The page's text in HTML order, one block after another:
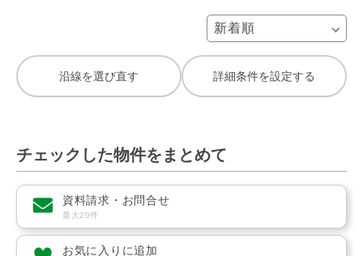
沿線を選び直す 詳細条件を設定する
チェックした物件をまとめて
資料請求・お問合せ
最大20件
お気に入りに追加